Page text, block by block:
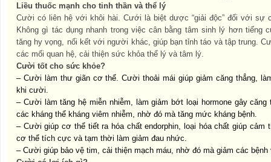
Liều thuốc mạnh cho tinh thần và thể lý
Cười có liên hệ với khôi hài. Cưới là biệt dược “giải độc” đối với sự
Không gì tác dụng nhanh trong việc cân bằng tâm sinh lý hơn tiếng
tăng hy vọng, nối kết với người khác, giúp bạn tỉnh táo và tập trung.
các mối quan hệ, cải thiện sức khỏa thể lý và tâm lý.
Cười tốt cho sức khỏe?
– Cười làm thư giãn cơ thể. Cười thoải mái giúp giảm căng thẳng,
khi cười.
– Cười làm tăng hệ miễn nhiễm, làm giảm bớt loại hormone gây căng
các kháng thể kháng viêm nhiễm, nhờ đó mà tăng mức kháng bệnh.
– Cười giúp cơ thể tiết ra hóa chất endorphin, loại hóa chất giúp cảm
cơ thể tích cực và tạm thời làm giảm đau nhức.
– Cười giúp bảo vệ tim, cải thiện mạch máu, nhờ đó mà giảm các bệnh